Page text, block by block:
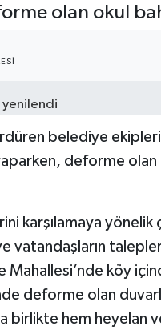
olan okul
belediye
deforme olan
karşılamaya yönelik
vatandaşların
köy
deforme olan
birlikte hem heyelan